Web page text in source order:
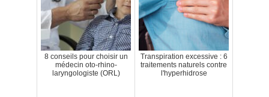
8 conseils pour choisir un
médecin oto-rhino-
laryngologiste (ORL)
Transpiration excessive : 6
traitements naturels contre
l'hyperhidrose